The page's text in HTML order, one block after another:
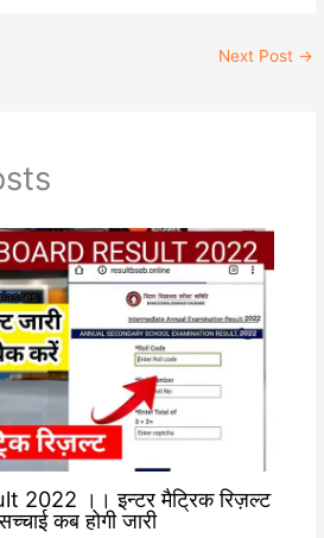
Next Post →
2022 ।। इन्टर मैट्रिक रिज़ल्ट
कब होगी जारी